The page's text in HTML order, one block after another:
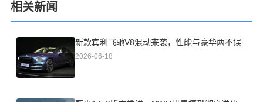
相关新闻
新款宾利飞驰V8混动来袭，性能与豪华两不误
2026-06-18